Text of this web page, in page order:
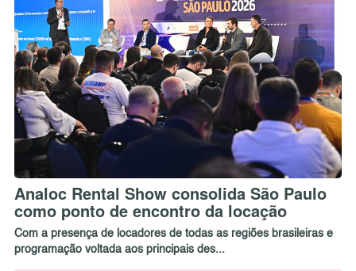
Analoc Rental Show consolida São Paulo
como ponto de encontro da locação
Com a presença de locadores de todas as regiões brasileiras e
programação voltada aos principais des...